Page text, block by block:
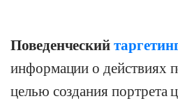
Поведенческий
информации о действиях
целью создания портрета